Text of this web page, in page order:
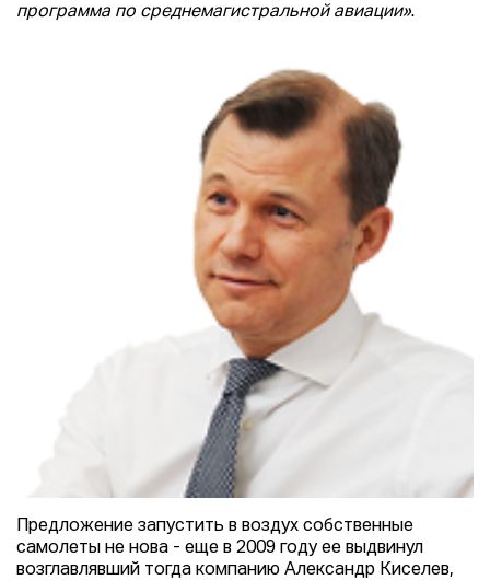
программа по среднемагистральной авиации».
Предложение запустить в воздух собственные
самолеты не нова - еще в 2009 году ее выдвинул
возглавлявший тогда компанию Александр Киселев,